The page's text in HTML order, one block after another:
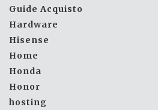
Guide Acquisto
Hardware
Hisense
Home
Honda
Honor
hosting